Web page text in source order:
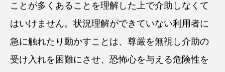
ことが多くあることを理解した上で介助しなくて
はいけません。状況理解ができていない利用者に
急に触れたり動かすことは、尊厳を無視し介助の
受け入れを困難にさせ、恐怖心を与える危険性を